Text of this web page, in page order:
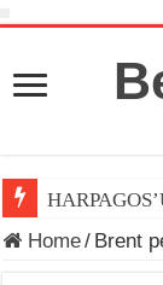
Home/ Brent